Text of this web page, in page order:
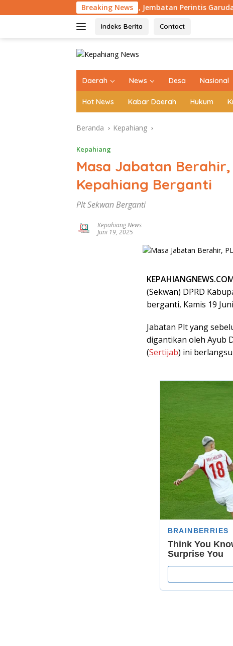
ke
Breaking News
Bisa Bernapas Lega, Jembatan Perintis Garuda di Tik Sirong
Indeks Berita Contact
Daerah News Desa Nasional
Hot News Kabar Daerah Hukum
Beranda Kepahiang
Kepahiang
Masa Jabatan Berahir,
Kepahiang Berganti
Plt Sekwan Berganti
Kepahiang News
Juni 19, 2025
(Sekwan) DPRD
berganti, Kamis 19
Jabatan Plt yang
digantikan oleh Ayub
(Sertijab) ini